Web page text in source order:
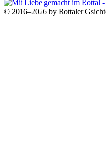
© 2016–2026 by Rottaler